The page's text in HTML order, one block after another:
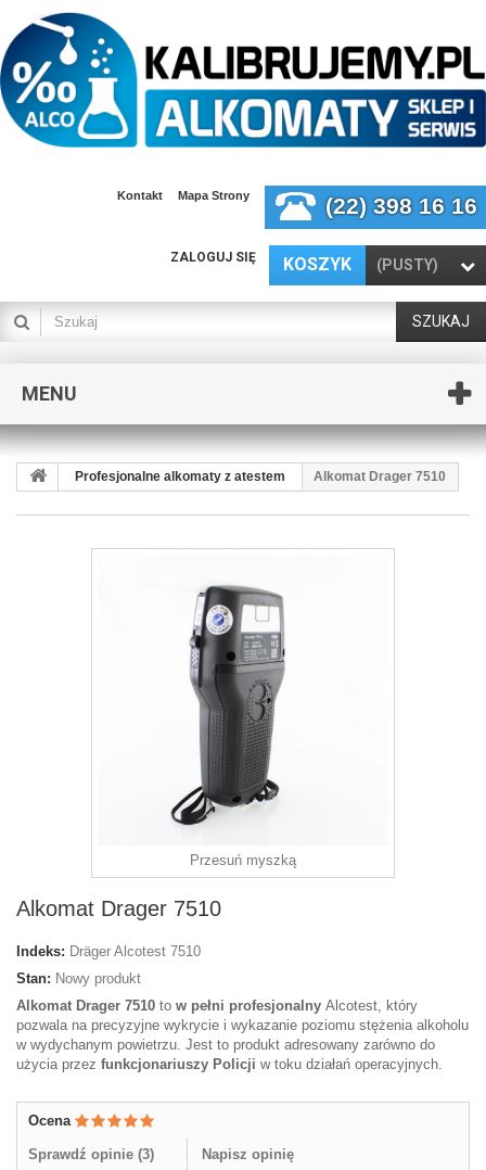
Kontakt Mapa Strony (22) 398 16 16
KOSZYK (PUSTY)
ZALOGUJ SIĘ
SZUKAJ
MENU
Profesjonalne alkomaty z atestem Alkomat Drager 7510
Przesuń myszką
Alkomat Drager 7510
Indeks: Dräger Alcotest 7510
Stan: Nowy produkt
Alkomat Drager 7510 to w pełni profesjonalny Alcotest, który
pozwala na precyzyjne wykrycie i wykazanie poziomu stężenia alkoholu
w wydychanym powietrzu. Jest to produkt adresowany zarówno do
użycia przez funkcjonariuszy Policji w toku działań operacyjnych.
Ocena
Sprawdź opinie (3) Napisz opinię